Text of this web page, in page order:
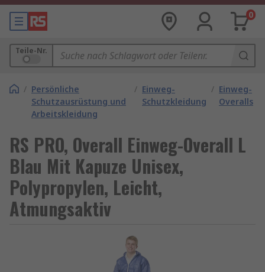
0
Teile-Nr.
/ Persönliche
Schutzausrüstung und
Arbeitskleidung
/ Einweg-
Schutzkleidung
/ Einweg-
Overalls
RS PRO, Overall Einweg-Overall L
Blau Mit Kapuze Unisex,
Polypropylen, Leicht,
Atmungsaktiv